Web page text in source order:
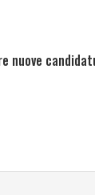
nuove